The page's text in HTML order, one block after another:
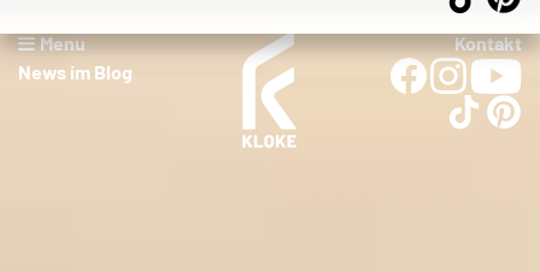
Menu
News im Blog
Kontakt